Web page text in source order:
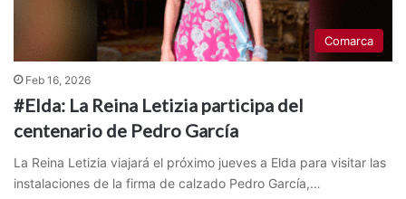
Comarca
Feb 16, 2026
#Elda: La Reina Letizia participa del
centenario de Pedro García
La Reina Letizia viajará el próximo jueves a Elda para visitar las
instalaciones de la firma de calzado Pedro García,…